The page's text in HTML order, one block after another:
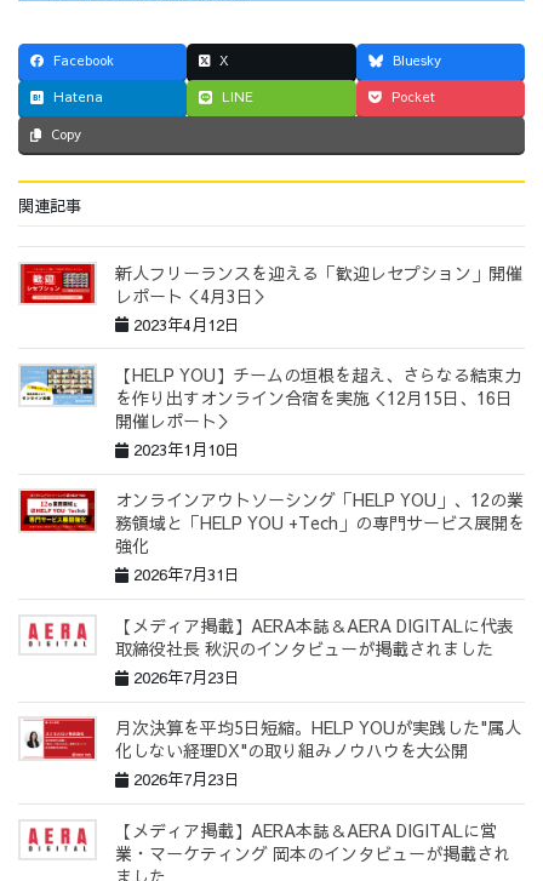
Facebook X
Bluesky
Hatena
LINE Pocket
Copy
関連記事
新人フリーランスを迎える「歓迎レセプション」開催
レポート＜4月3日＞
2023年4月12日
【HELP YOU】チームの垣根を超え、さらなる結束力
を作り出すオンライン合宿を実施＜12月15日、16日
開催レポート＞
2023年1月10日
オンラインアウトソーシング「HELP YOU」、12の業
務領域と「HELP YOU +Tech」の専門サービス展開を
強化
2026年7月31日
【メディア掲載】AERA本誌＆AERA DIGITALに代表
取締役社長 秋沢のインタビューが掲載されました
2026年7月23日
月次決算を平均5日短縮。HELP YOUが実践した"属人
化しない経理DX"の取り組みノウハウを大公開
2026年7月23日
【メディア掲載】AERA本誌＆AERA DIGITALに営
業・マーケティング 岡本のインタビューが掲載され
ました